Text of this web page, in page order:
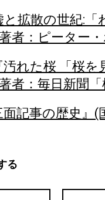
拡散の世紀:
者：ピーター
れた桜 「桜
者：毎日新聞
記事の歴史』(
る